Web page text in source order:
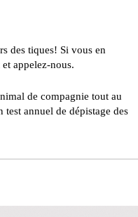
des tiques! Si vous en
appelez-nous.
de compagnie tout au
test annuel de dépistage des